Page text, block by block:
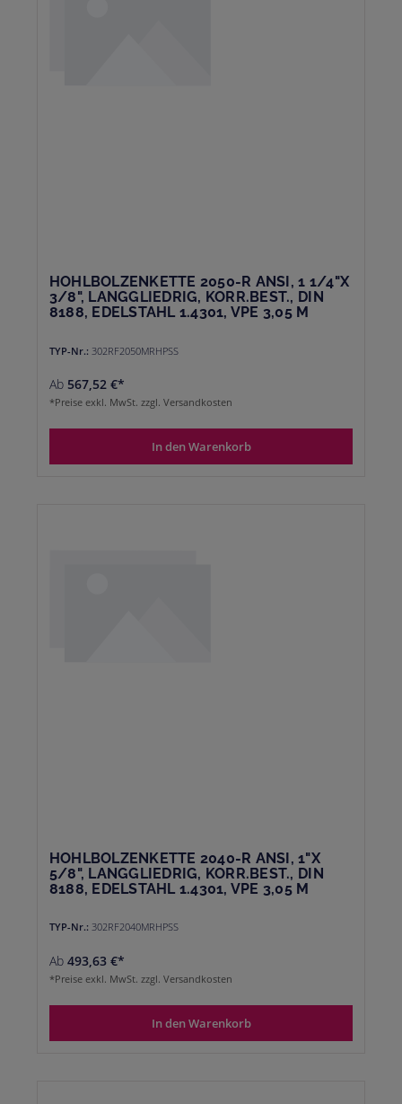
HOHLBOLZENKETTE 2050-R ANSI, 1 1/4"X
3/8", LANGGLIEDRIG, KORR.BEST., DIN
8188, EDELSTAHL 1.4301, VPE 3,05 M
TYP-Nr.: 302RF2050MRHPSS
Ab 567,52 €*
*Preise exkl. MwSt. zzgl. Versandkosten
In den Warenkorb
HOHLBOLZENKETTE 2040-R ANSI, 1"X
5/8", LANGGLIEDRIG, KORR.BEST., DIN
8188, EDELSTAHL 1.4301, VPE 3,05 M
TYP-Nr.: 302RF2040MRHPSS
Ab 493,63 €*
*Preise exkl. MwSt. zzgl. Versandkosten
In den Warenkorb